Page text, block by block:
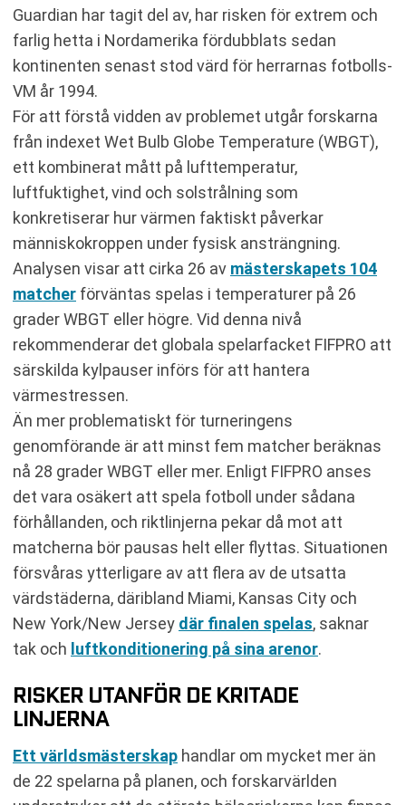
Guardian har tagit del av, har risken för extrem och
farlig hetta i Nordamerika fördubblats sedan
kontinenten senast stod värd för herrarnas fotbolls-
VM år 1994.
För att förstå vidden av problemet utgår forskarna
från indexet Wet Bulb Globe Temperature (WBGT),
ett kombinerat mått på lufttemperatur,
luftfuktighet, vind och solstrålning som
konkretiserar hur värmen faktiskt påverkar
människokroppen under fysisk ansträngning.
Analysen visar att cirka 26 av mästerskapets 104
matcher förväntas spelas i temperaturer på 26
grader WBGT eller högre. Vid denna nivå
rekommenderar det globala spelarfacket FIFPRO att
särskilda kylpauser införs för att hantera
värmestressen.
Än mer problematiskt för turneringens
genomförande är att minst fem matcher beräknas
nå 28 grader WBGT eller mer. Enligt FIFPRO anses
det vara osäkert att spela fotboll under sådana
förhållanden, och riktlinjerna pekar då mot att
matcherna bör pausas helt eller flyttas. Situationen
försvåras ytterligare av att flera av de utsatta
värdstäderna, däribland Miami, Kansas City och
New York/New Jersey där finalen spelas, saknar
tak och luftkonditionering på sina arenor.
RISKER UTANFÖR DE KRITADE
LINJERNA
Ett världsmästerskap handlar om mycket mer än
de 22 spelarna på planen, och forskarvärlden